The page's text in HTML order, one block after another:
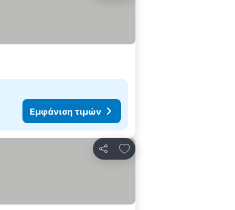
Εμφάνιση τιμών
Κοινοποίηση
Προσθήκη στα αγαπημένα